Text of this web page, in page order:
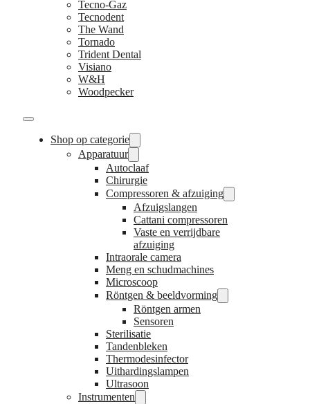
Tecno-Gaz
Tecnodent
The Wand
Tornado
Trident Dental
Visiano
W&H
Woodpecker
Shop op categorie
Apparatuur
Autoclaaf
Chirurgie
Compressoren & afzuiging
Afzuigslangen
Cattani compressoren
Vaste en verrijdbare
afzuiging
Intraorale camera
Meng en schudmachines
Microscoop
Röntgen & beeldvorming
Röntgen armen
Sensoren
Sterilisatie
Tandenbleken
Thermodesinfector
Uithardingslampen
Ultrasoon
Instrumenten